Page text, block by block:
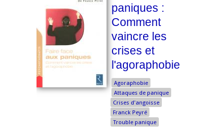
paniques :
Comment
vaincre les
crises et
l'agoraphobie
Agoraphobie
Attaques de panique
Crises d'angoisse
Franck Peyré
Trouble panique